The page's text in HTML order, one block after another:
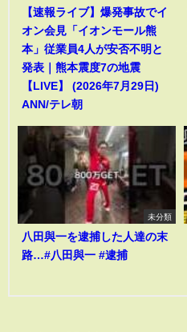
【速報ライブ】爆発事故でイ
オン会見「イオンモール熊
本」従業員4人が安否不明と
発表｜熊本震度7の地震
【LIVE】 (2026年7月29日)
ANN/テレ朝
未分類
八田與一を逮捕した人達の末
路…#八田與一 #逮捕